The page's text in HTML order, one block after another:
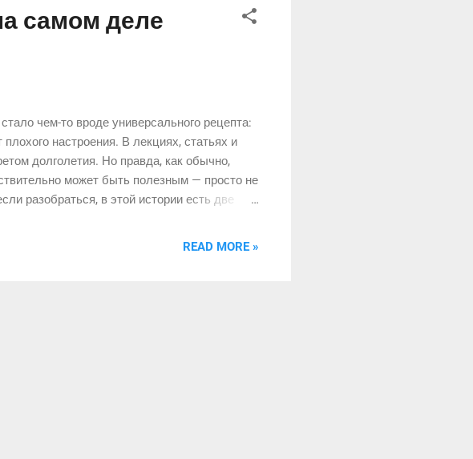
самом деле
чем-то вроде универсального рецепта:
настроения. В лекциях, статьях и
долголетия. Но правда, как обычно,
может быть полезным — просто не
разобраться, в этой истории есть две
READ MORE »